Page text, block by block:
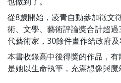
從8歲開始，凌青自動參加徵文
術、文學、藝術評論獎合計超
代藝術家，30餘件畫作給政府及
本書收錄高中後得獎的作品，
是她以生命執筆，充滿想像與魔